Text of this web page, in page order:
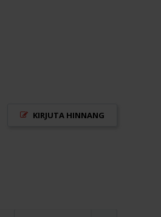
KIRJUTA HINNANG